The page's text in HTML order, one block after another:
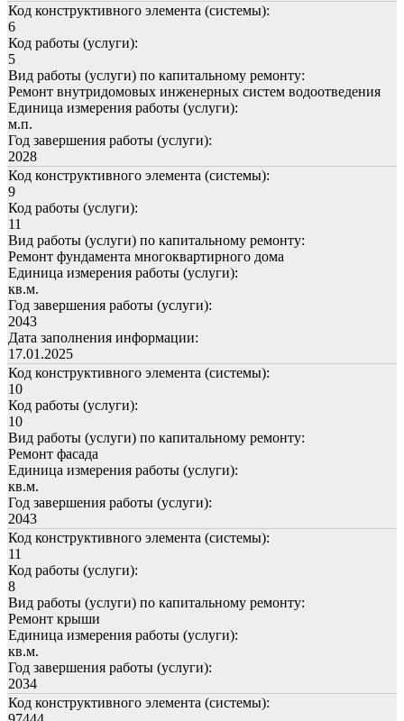
Код конструктивного элемента (системы):
6
Код работы (услуги):
5
Вид работы (услуги) по капитальному ремонту:
Ремонт внутридомовых инженерных систем водоотведения
Единица измерения работы (услуги):
м.п.
Год завершения работы (услуги):
2028
Код конструктивного элемента (системы):
9
Код работы (услуги):
11
Вид работы (услуги) по капитальному ремонту:
Ремонт фундамента многоквартирного дома
Единица измерения работы (услуги):
кв.м.
Год завершения работы (услуги):
2043
Дата заполнения информации:
17.01.2025
Код конструктивного элемента (системы):
10
Код работы (услуги):
10
Вид работы (услуги) по капитальному ремонту:
Ремонт фасада
Единица измерения работы (услуги):
кв.м.
Год завершения работы (услуги):
2043
Код конструктивного элемента (системы):
11
Код работы (услуги):
8
Вид работы (услуги) по капитальному ремонту:
Ремонт крыши
Единица измерения работы (услуги):
кв.м.
Год завершения работы (услуги):
2034
Код конструктивного элемента (системы):